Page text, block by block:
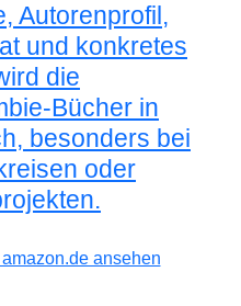
Autorenprofil,
und konkretes
die
Bücher in
besonders bei
oder
ansehen